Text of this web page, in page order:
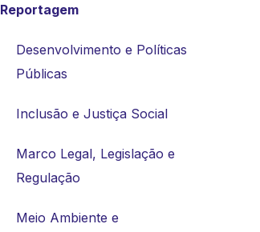
Reportagem
Desenvolvimento e Políticas
Públicas
Inclusão e Justiça Social
Marco Legal, Legislação e
Regulação
Meio Ambiente e